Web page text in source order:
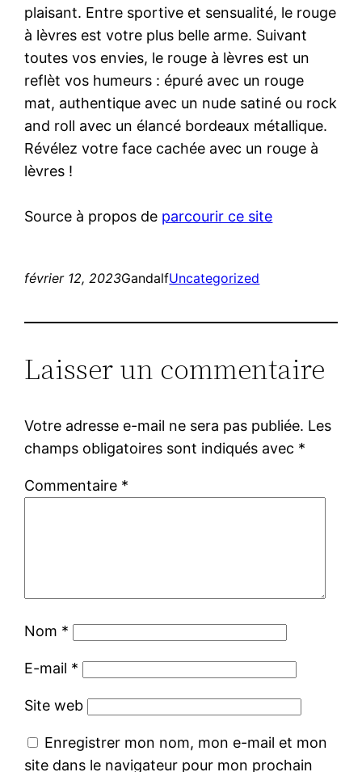
plaisant. Entre sportive et sensualité, le rouge
à lèvres est votre plus belle arme. Suivant
toutes vos envies, le rouge à lèvres est un
reflèt vos humeurs : épuré avec un rouge
mat, authentique avec un nude satiné ou rock
and roll avec un élancé bordeaux métallique.
Révélez votre face cachée avec un rouge à
lèvres !
Source à propos de parcourir ce site
février 12, 2023GandalfUncategorized
Laisser un commentaire
Votre adresse e-mail ne sera pas publiée. Les
champs obligatoires sont indiqués avec *
Commentaire *
Nom *
E-mail *
Site web
Enregistrer mon nom, mon e-mail et mon
site dans le navigateur pour mon prochain